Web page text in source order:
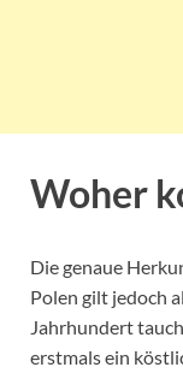
Woher
Die genaue
Polen gilt jedoch
Jahrhundert
erstmals ein